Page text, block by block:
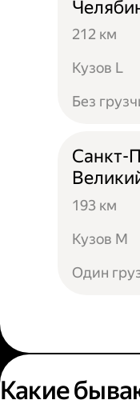
212 км
Кузов L
Без
Санкт-
193 км
Кузов М
Один
Какие